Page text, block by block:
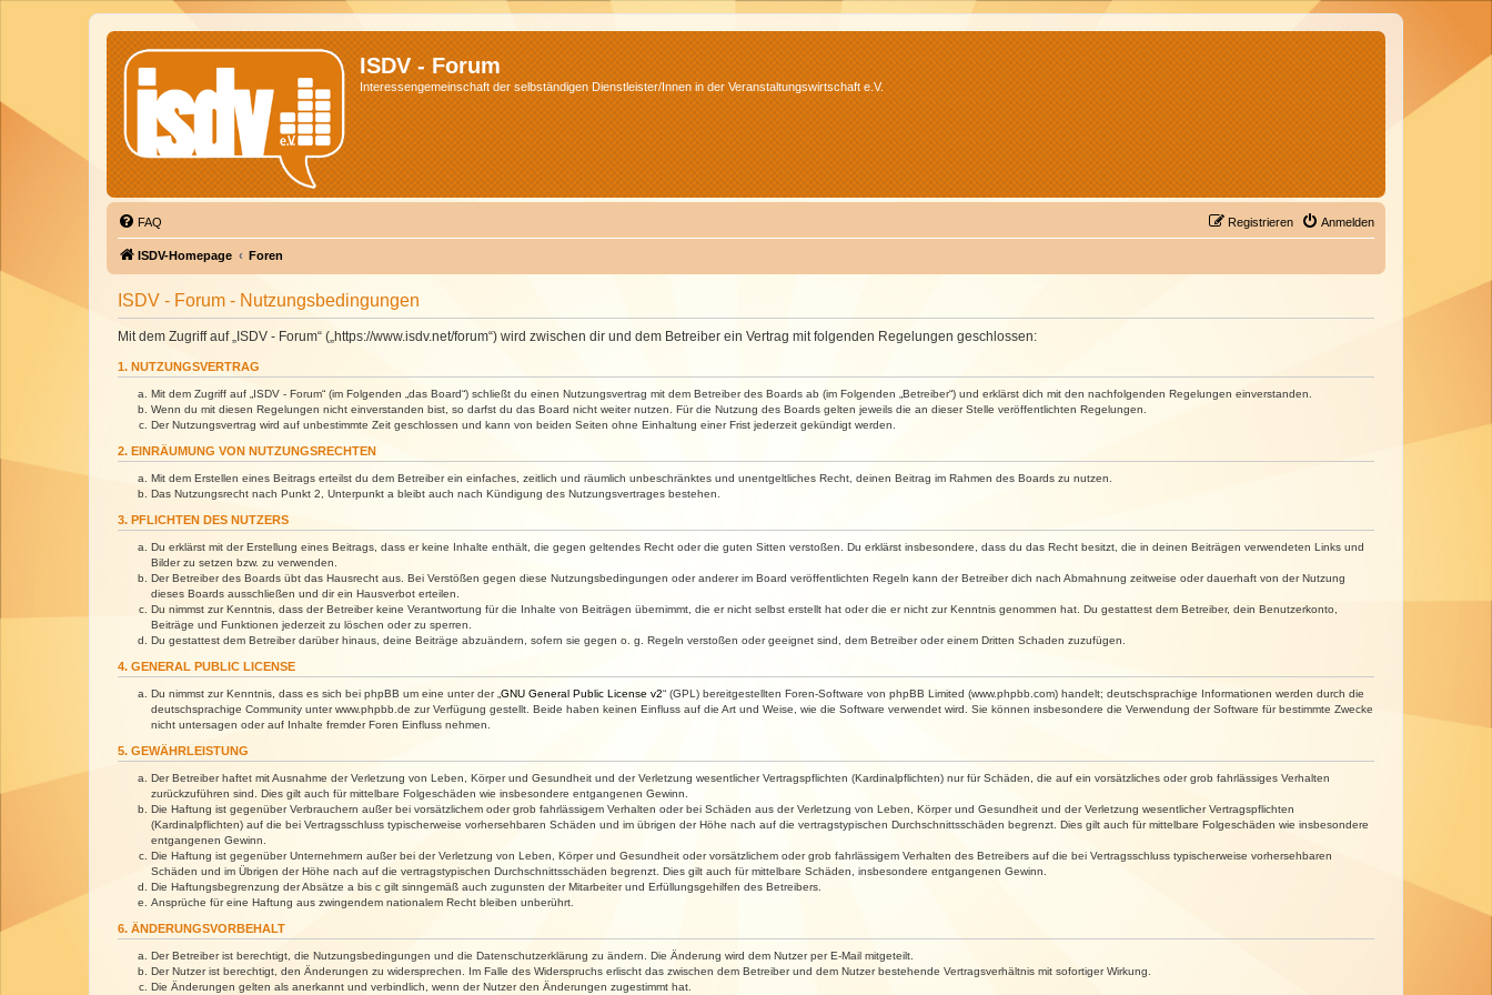
ISDV - Forum
Interessengemeinschaft der selbständigen Dienstleister/Innen in der Veranstaltungswirtschaft e.V.
FAQ Anmelden
Registrieren
ISDV-Homepage Foren
ISDV - Forum - Nutzungsbedingungen
Mit dem Zugriff auf „ISDV - Forum“ („https://www.isdv.net/forum“) wird zwischen dir und dem Betreiber ein Vertrag mit folgenden Regelungen geschlossen:
1. NUTZUNGSVERTRAG
Mit dem Zugriff auf „ISDV - Forum“ (im Folgenden „das Board“) schließt du einen Nutzungsvertrag mit dem Betreiber des Boards ab (im Folgenden „Betreiber“) und erklärst dich mit den nachfolgenden Regelungen einverstanden.
Wenn du mit diesen Regelungen nicht einverstanden bist, so darfst du das Board nicht weiter nutzen. Für die Nutzung des Boards gelten jeweils die an dieser Stelle veröffentlichten Regelungen.
Der Nutzungsvertrag wird auf unbestimmte Zeit geschlossen und kann von beiden Seiten ohne Einhaltung einer Frist jederzeit gekündigt werden.
2. EINRÄUMUNG VON NUTZUNGSRECHTEN
Mit dem Erstellen eines Beitrags erteilst du dem Betreiber ein einfaches, zeitlich und räumlich unbeschränktes und unentgeltliches Recht, deinen Beitrag im Rahmen des Boards zu nutzen.
Das Nutzungsrecht nach Punkt 2, Unterpunkt a bleibt auch nach Kündigung des Nutzungsvertrages bestehen.
3. PFLICHTEN DES NUTZERS
Du erklärst mit der Erstellung eines Beitrags, dass er keine Inhalte enthält, die gegen geltendes Recht oder die guten Sitten verstoßen. Du erklärst insbesondere, dass du das Recht besitzt, die in deinen Beiträgen verwendeten Links und
Bilder zu setzen bzw. zu verwenden.
Der Betreiber des Boards übt das Hausrecht aus. Bei Verstößen gegen diese Nutzungsbedingungen oder anderer im Board veröffentlichten Regeln kann der Betreiber dich nach Abmahnung zeitweise oder dauerhaft von der Nutzung
dieses Boards ausschließen und dir ein Hausverbot erteilen.
Du nimmst zur Kenntnis, dass der Betreiber keine Verantwortung für die Inhalte von Beiträgen übernimmt, die er nicht selbst erstellt hat oder die er nicht zur Kenntnis genommen hat. Du gestattest dem Betreiber, dein Benutzerkonto,
Beiträge und Funktionen jederzeit zu löschen oder zu sperren.
Du gestattest dem Betreiber darüber hinaus, deine Beiträge abzuändern, sofern sie gegen o. g. Regeln verstoßen oder geeignet sind, dem Betreiber oder einem Dritten Schaden zuzufügen.
4. GENERAL PUBLIC LICENSE
Du nimmst zur Kenntnis, dass es sich bei phpBB um eine unter der „ GNU General Public License v2“ (GPL) bereitgestellten Foren-Software von phpBB Limited (www.phpbb.com) handelt; deutschsprachige Informationen werden durch die
deutschsprachige Community unter www.phpbb.de zur Verfügung gestellt. Beide haben keinen Einfluss auf die Art und Weise, wie die Software verwendet wird. Sie können insbesondere die Verwendung der Software für bestimmte Zwecke
nicht untersagen oder auf Inhalte fremder Foren Einfluss nehmen.
5. GEWÄHRLEISTUNG
Der Betreiber haftet mit Ausnahme der Verletzung von Leben, Körper und Gesundheit und der Verletzung wesentlicher Vertragspflichten (Kardinalpflichten) nur für Schäden, die auf ein vorsätzliches oder grob fahrlässiges Verhalten
zurückzuführen sind. Dies gilt auch für mittelbare Folgeschäden wie insbesondere entgangenen Gewinn.
Die Haftung ist gegenüber Verbrauchern außer bei vorsätzlichem oder grob fahrlässigem Verhalten oder bei Schäden aus der Verletzung von Leben, Körper und Gesundheit und der Verletzung wesentlicher Vertragspflichten
(Kardinalpflichten) auf die bei Vertragsschluss typischerweise vorhersehbaren Schäden und im übrigen der Höhe nach auf die vertragstypischen Durchschnittsschäden begrenzt. Dies gilt auch für mittelbare Folgeschäden wie insbesondere
entgangenen Gewinn.
Die Haftung ist gegenüber Unternehmern außer bei der Verletzung von Leben, Körper und Gesundheit oder vorsätzlichem oder grob fahrlässigem Verhalten des Betreibers auf die bei Vertragsschluss typischerweise vorhersehbaren
Schäden und im Übrigen der Höhe nach auf die vertragstypischen Durchschnittsschäden begrenzt. Dies gilt auch für mittelbare Schäden, insbesondere entgangenen Gewinn.
Die Haftungsbegrenzung der Absätze a bis c gilt sinngemäß auch zugunsten der Mitarbeiter und Erfüllungsgehilfen des Betreibers.
Ansprüche für eine Haftung aus zwingendem nationalem Recht bleiben unberührt.
6. ÄNDERUNGSVORBEHALT
Der Betreiber ist berechtigt, die Nutzungsbedingungen und die Datenschutzerklärung zu ändern. Die Änderung wird dem Nutzer per E-Mail mitgeteilt.
Der Nutzer ist berechtigt, den Änderungen zu widersprechen. Im Falle des Widerspruchs erlischt das zwischen dem Betreiber und dem Nutzer bestehende Vertragsverhältnis mit sofortiger Wirkung.
Die Änderungen gelten als anerkannt und verbindlich, wenn der Nutzer den Änderungen zugestimmt hat.